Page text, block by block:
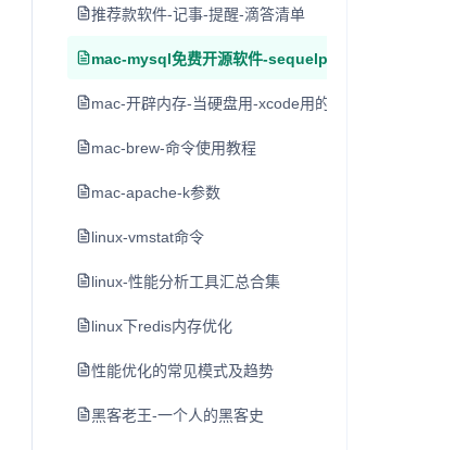
推荐款软件-记事-提醒-滴答清单
mac-mysql免费开源软件-sequelpro
mac-开辟内存-当硬盘用-xcode用的-不推荐-留作学习用
mac-brew-命令使用教程
mac-apache-k参数
linux-vmstat命令
linux-性能分析工具汇总合集
linux下redis内存优化
性能优化的常见模式及趋势
黑客老王-一个人的黑客史